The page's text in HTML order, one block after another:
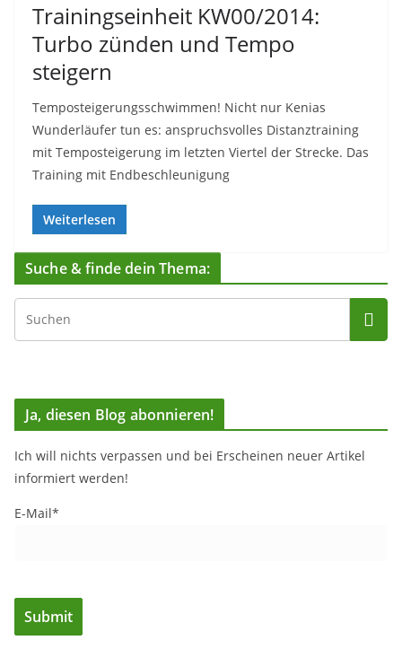
Trainingseinheit KW00/2014:
Turbo zünden und Tempo
steigern
Temposteigerungsschwimmen! Nicht nur Kenias
Wunderläufer tun es: anspruchsvolles Distanztraining
mit Temposteigerung im letzten Viertel der Strecke. Das
Training mit Endbeschleunigung
Weiterlesen
Suche & finde dein Thema:
Ja, diesen Blog abonnieren!
Ich will nichts verpassen und bei Erscheinen neuer Artikel
informiert werden!
E-Mail*